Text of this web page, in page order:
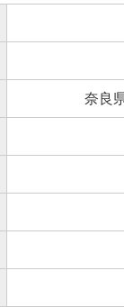
奈良